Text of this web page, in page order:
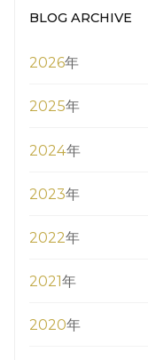
BLOG ARCHIVE
2026年
2025年
2024年
2023年
2022年
2021年
2020年